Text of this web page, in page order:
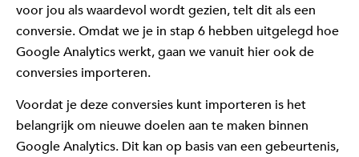
voor jou als waardevol wordt gezien, telt dit als een
conversie. Omdat we je in stap 6 hebben uitgelegd hoe
Google Analytics werkt, gaan we vanuit hier ook de
conversies importeren.
Voordat je deze conversies kunt importeren is het
belangrijk om nieuwe doelen aan te maken binnen
Google Analytics. Dit kan op basis van een gebeurtenis,